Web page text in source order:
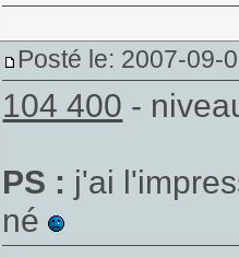
Posté le: 2007-09-
104 400 -
PS : j'ai
né